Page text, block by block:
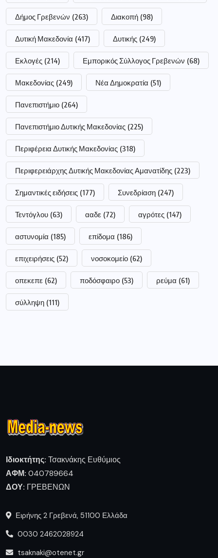
Δήμος Γρεβενών (263) Διακοπή (98)
Δυτική Μακεδονία (417) Δυτικής (249)
Εκλογές (214) Εμπορικός Σύλλογος Γρεβενών (68)
Μακεδονίας (249) Νέα Δημοκρατία (51)
Πανεπιστήμιο (264)
Πανεπιστήμιο Δυτικής Μακεδονίας (225)
Περιφέρεια Δυτικής Μακεδονίας (318)
Περιφερειάρχης Δυτικής Μακεδονίας Αμανατίδης (223)
Σημαντικές ειδήσεις (177) Συνεδρίαση (247)
Τεντόγλου (63) ααδε (72) αγρότες (147)
αστυνομία (185) επίδομα (186)
επιχειρήσεις (52) νοσοκομείο (62)
οπεκεπε (62) ποδόσφαιρο (53) ρεύμα (61)
σύλληψη (111)
Ιδιοκτήτης: Τσακνάκης Ευθύμιος
ΑΦΜ: 040789664
ΔΟΥ: ΓΡΕΒΕΝΩΝ
Ειρήνης 2 Γρεβενά, 51100 Ελλάδα
0030 2462028924
tsaknaki@otenet.gr